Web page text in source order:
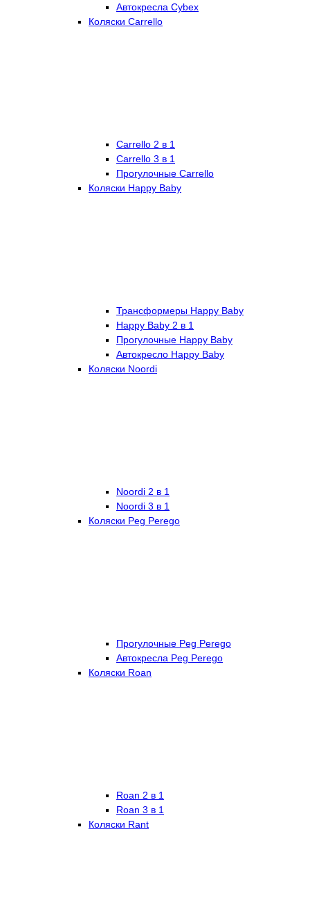
Автокресла Cybex
Коляски Carrello
Carrello 2 в 1
Carrello 3 в 1
Прогулочные Carrello
Коляски Happy Baby
Трансформеры Happy Baby
Happy Baby 2 в 1
Прогулочные Happy Baby
Автокресло Happy Baby
Коляски Noordi
Noordi 2 в 1
Noordi 3 в 1
Коляски Peg Perego
Прогулочные Peg Perego
Автокресла Peg Perego
Коляски Roan
Roan 2 в 1
Roan 3 в 1
Коляски Rant